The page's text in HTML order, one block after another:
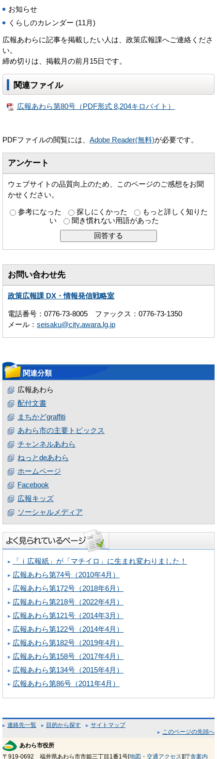
お知らせ
くらしのカレンダー (11月)
広報あわらに記事を掲載したい人は、政策広報課へご連絡くださ
い。
締め切りは、掲載月の前月15日です。
関連ファイル
広報あわら第80号（PDF形式 8,204キロバイト）
PDFファイルの閲覧には、 Adobe Reader(無料)が必要です。
アンケート
ウェブサイトの品質向上のため、このページのご感想をお聞
かせください。
参考になった 探しにくかった
もっと詳しく知りた
い
聞き慣れない用語があった
お問い合わせ先
政策広報課 DX・情報発信戦略室
電話番号：0776-73-8005 ファックス：0776-73-1350
メール： seisaku@city.awara.lg.jp
関連分類
広報あわら
配付文書
まちかどgraffiti
あわら市の主要トピックス
チャンネルあわら
ねっとdeあわら
ホームページ
Facebook
広報キッズ
ソーシャルメディア
「ｉ広報紙」が「マチイロ」に生まれ変わりました！
広報あわら第74号（2010年4月）
広報あわら第172号（2018年6月）
広報あわら第218号（2022年4月）
広報あわら第121号（2014年3月）
広報あわら第122号（2014年4月）
広報あわら第182号（2019年4月）
広報あわら第158号（2017年4月）
広報あわら第134号（2015年4月）
広報あわら第86号（2011年4月）
連絡先一覧 目的から探す
サイトマップ
このページの先頭へ
あわら市役所
〒919-0692 福井県あわら市市姫三丁目1番1号[地図・交通アクセス][庁舎案内